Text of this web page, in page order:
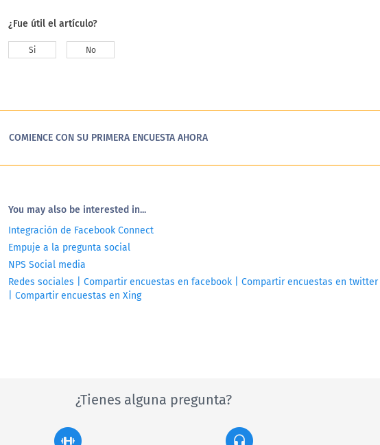
¿Fue útil el artículo?
Si No
COMIENCE CON SU PRIMERA ENCUESTA AHORA
You may also be interested in...
Integración de Facebook Connect
Empuje a la pregunta social
NPS Social media
Redes sociales | Compartir encuestas en facebook | Compartir encuestas en
| Compartir encuestas en Xing
¿Tienes alguna pregunta?